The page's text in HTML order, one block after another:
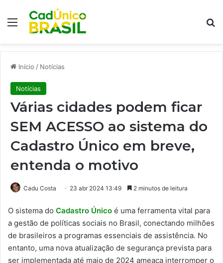
Menu
Início / Notícias
Notícias
Várias cidades podem ficar
SEM ACESSO ao sistema do
Cadastro Único em breve,
entenda o motivo
Cadu Costa 23 abr 2024 13:49 2 minutos de leitura
O sistema do Cadastro Único é uma ferramenta vital para
a gestão de políticas sociais no Brasil, conectando milhões
de brasileiros a programas essenciais de assistência. No
entanto, uma nova atualização de segurança prevista para
ser implementada até maio de 2024 ameaça interromper o